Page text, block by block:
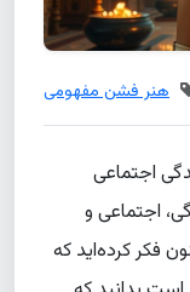
هنر فشن مفهومی
اجتماعی
اجتماعی و
فکر کرده‌اید که